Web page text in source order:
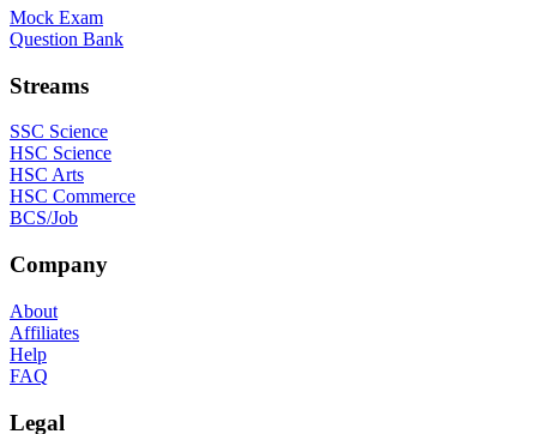
Mock Exam
Question Bank
Streams
SSC Science
HSC Science
HSC Arts
HSC Commerce
BCS/Job
Company
About
Affiliates
Help
FAQ
Legal